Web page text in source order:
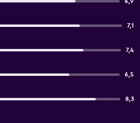
6,9
7,1
7,4
6,5
8,3